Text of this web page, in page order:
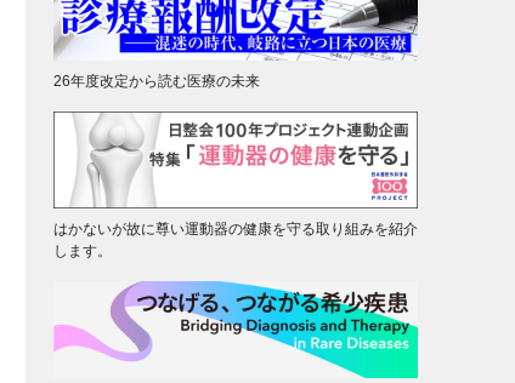
26年度改定から読む医療の未来
はかないが故に尊い運動器の健康を守る取り組みを紹介
します。